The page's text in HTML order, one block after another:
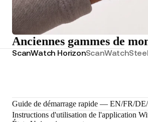
Anciennes gammes de
ScanWatch HorizonScanWatch
Guide de démarrage rapide — EN/FR/
Instructions d'utilisation de l'application